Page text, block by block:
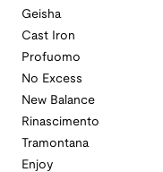
Geisha
Cast Iron
Profuomo
No Excess
New Balance
Rinascimento
Tramontana
Enjoy